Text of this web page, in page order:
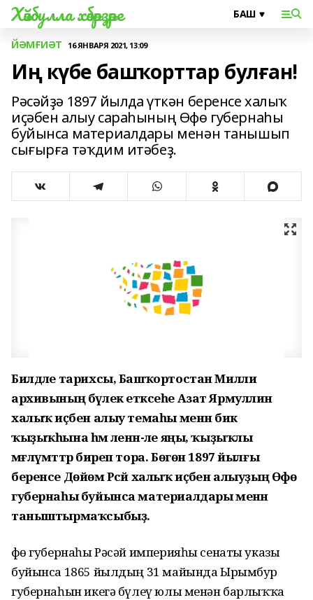
Хәйбулла хәбәрҙәре
ЙӘМҒИӘТ 16 ЯНВАРЯ 2021, 13:09
Иң күбе башҡорттар булған!
Рәсәйҙә 1897 йылда үткән беренсе халыҡ
иҫәбен алыу сараһының Өфө губернаһы
буйынса материалдары менән танышып
сығырға тәҡдим итәбеҙ.
Билдәле тарихсы, Башҡортостан Милли
архивының бүлек етәксеһе Азат Ярмуллин
халыҡ иҫәбен алыу темаһы менән бик
ҡыҙыҡһына һәм әленән-әле яңы, ҡыҙыҡлы
мәғлүмәттәр биреп тора. Бөгөн 1897 йылғы
беренсе Дөйөм Рәсәй халыҡ иҫәбен алыуҙың Өфө
губернаһы буйынса материалдары менән
таныштырмаҡсыбыҙ.
Өфө губернаһы Рәсәй империяһы сенаты указы
буйынса 1865 йылдың 31 майында Ырымбур
губернаһын икегә бүлеү юлы менән барлыҡҡа